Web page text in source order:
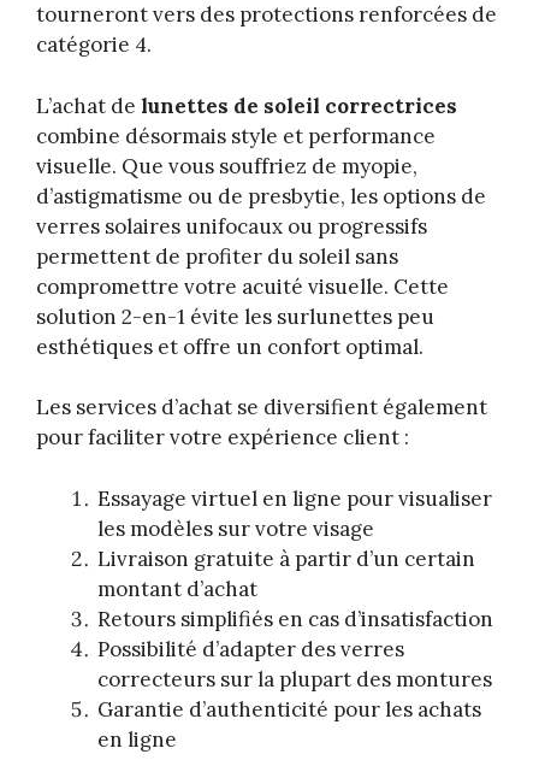
tourneront vers des protections renforcées de
catégorie 4.
L’achat de lunettes de soleil correctrices
combine désormais style et performance
visuelle. Que vous souffriez de myopie,
d’astigmatisme ou de presbytie, les options de
verres solaires unifocaux ou progressifs
permettent de profiter du soleil sans
compromettre votre acuité visuelle. Cette
solution 2-en-1 évite les surlunettes peu
esthétiques et offre un confort optimal.
Les services d’achat se diversifient également
pour faciliter votre expérience client :
Essayage virtuel en ligne pour visualiser
les modèles sur votre visage
Livraison gratuite à partir d’un certain
montant d’achat
Retours simplifiés en cas d’insatisfaction
Possibilité d’adapter des verres
correcteurs sur la plupart des montures
Garantie d’authenticité pour les achats
en ligne